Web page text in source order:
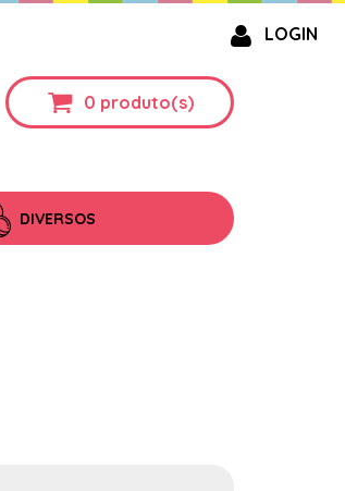
LOGIN
0 produto(s)
DIVERSOS